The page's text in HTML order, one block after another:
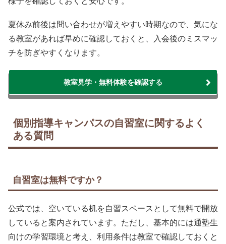
夏休み前後は問い合わせが増えやすい時期なので、気にな
る教室があれば早めに確認しておくと、入会後のミスマッ
チを防ぎやすくなります。
教室見学・無料体験を確認する
個別指導キャンパスの自習室に関するよく
ある質問
自習室は無料ですか？
公式では、空いている机を自習スペースとして無料で開放
していると案内されています。ただし、基本的には通塾生
向けの学習環境と考え、利用条件は教室で確認しておくと